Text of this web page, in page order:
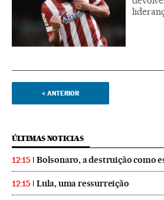
< ANTERIOR
ÚLTIMAS NOTICIAS
12:15 Bolsonaro, a destruição como
12:15 Lula, uma ressurreição